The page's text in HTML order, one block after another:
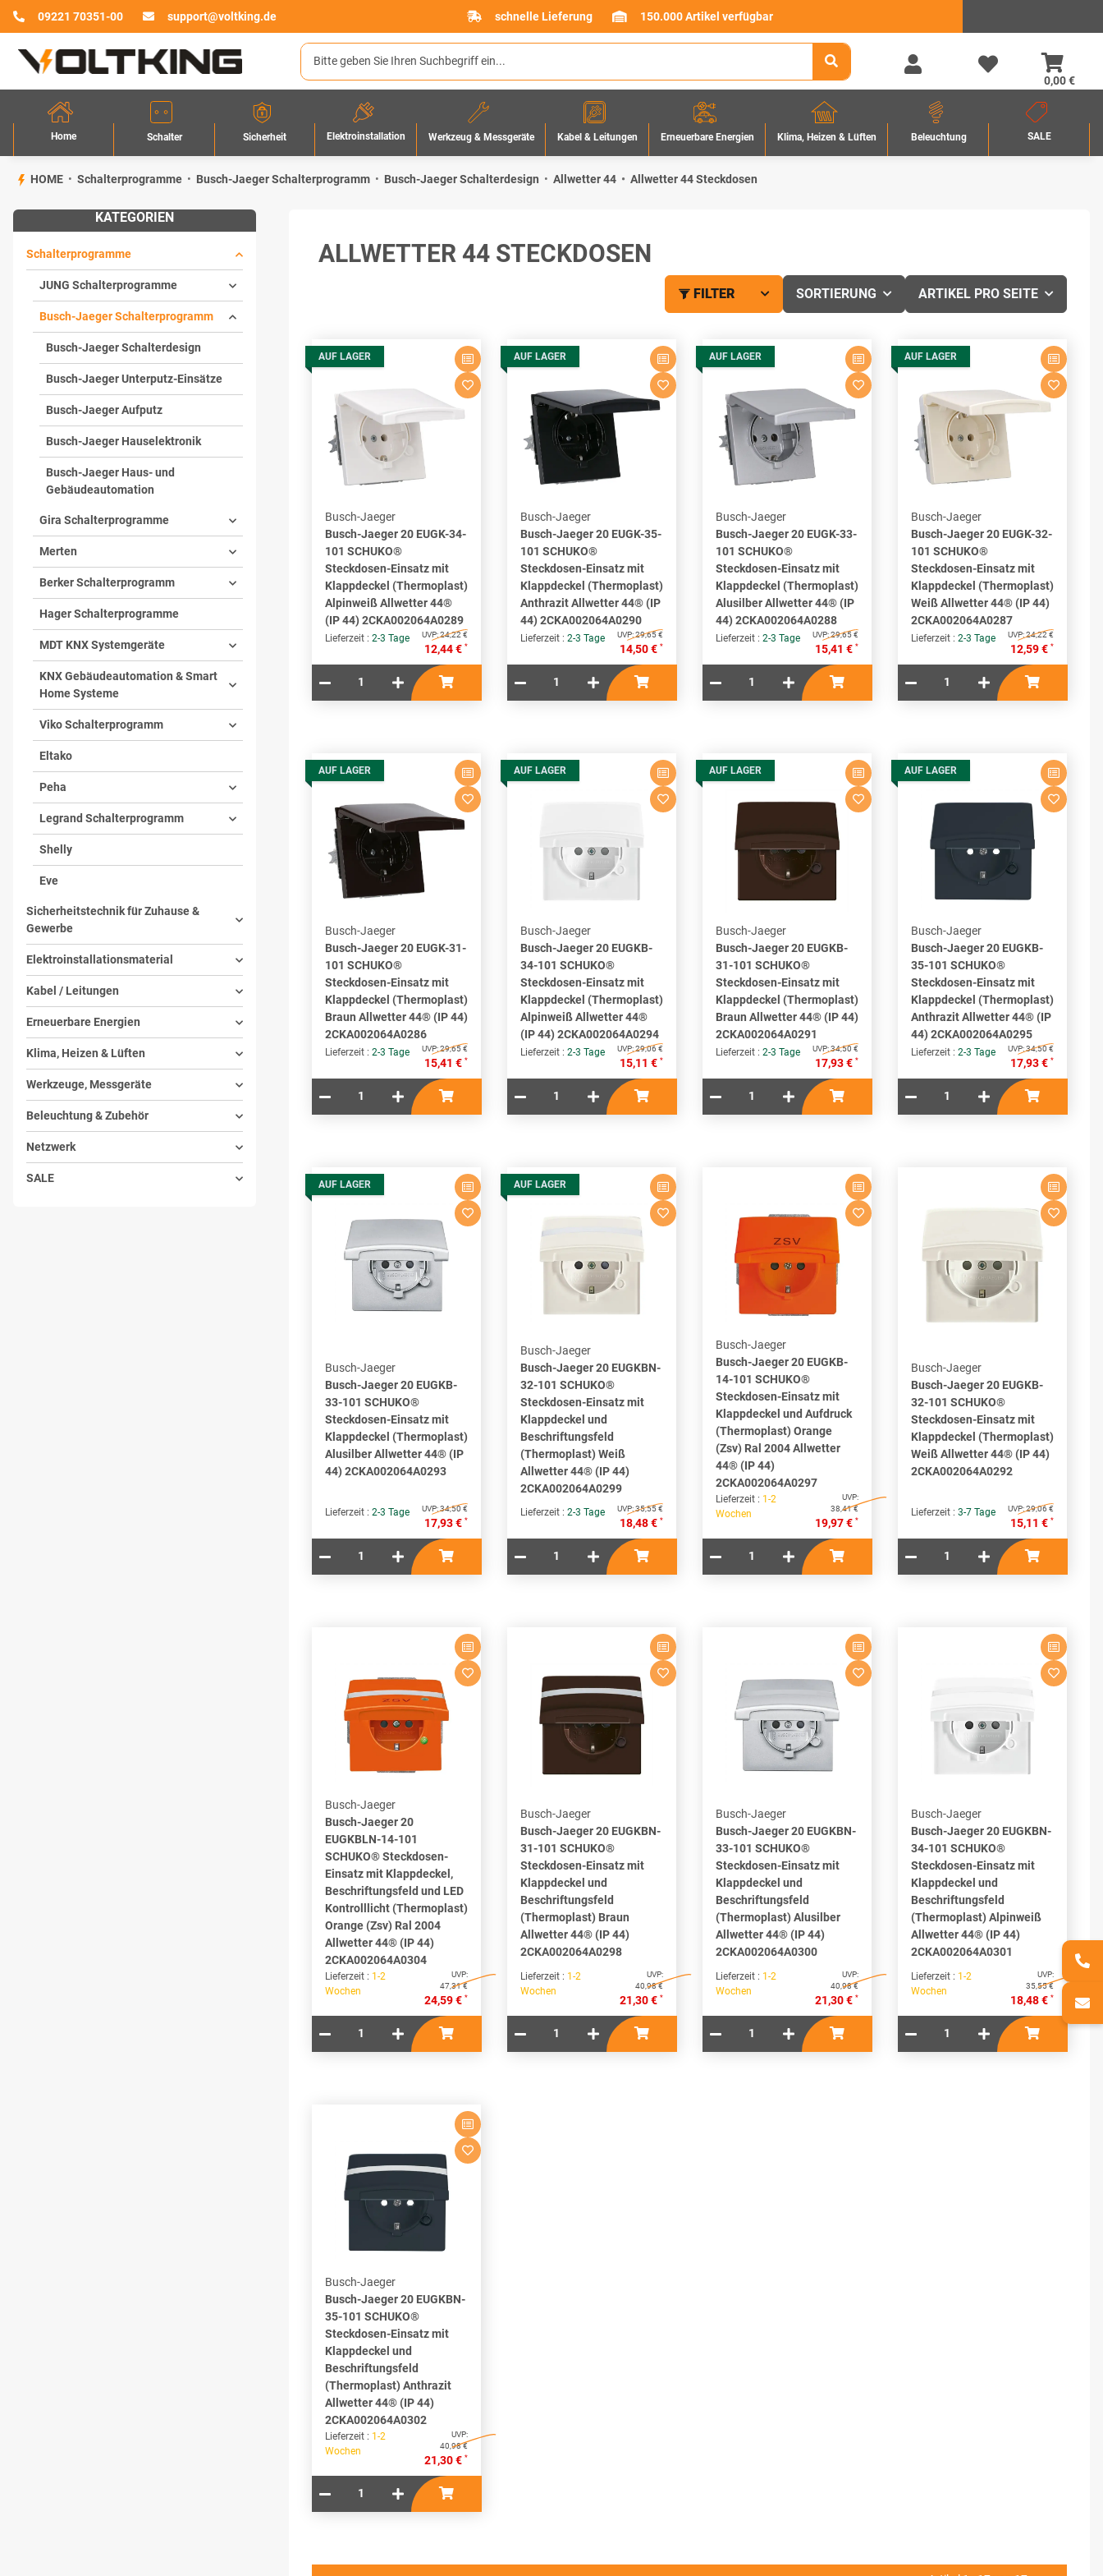
09221 70351-00 support@voltking.de schnelle Lieferung 150.000 Artikel verfügbar
0,00 €
Home Schalter Sicherheit Elektroinstallation Werkzeug & Messgeräte Kabel & Leitungen Erneuerbare Energien Klima, Heizen & Lüften Beleuchtung SALE
HOME Schalterprogramme Busch-Jaeger Schalterprogramm Busch-Jaeger Schalterdesign Allwetter 44 Allwetter 44 Steckdosen
ALLWETTER 44 STECKDOSEN
FILTER SORTIERUNG ARTIKEL PRO SEITE
AUF LAGER
Busch-Jaeger
Busch-Jaeger 20 EUGK-34-
101 SCHUKO®
Steckdosen-Einsatz mit
Klappdeckel (Thermoplast)
Alpinweiß Allwetter 44®
(IP 44) 2CKA002064A0289
Lieferzeit : 2-3 Tage UVP:24,22 €
12,44 € *
AUF LAGER
Busch-Jaeger
Busch-Jaeger 20 EUGK-35-
101 SCHUKO®
Steckdosen-Einsatz mit
Klappdeckel (Thermoplast)
Anthrazit Allwetter 44® (IP
44) 2CKA002064A0290
Lieferzeit : 2-3 Tage UVP:29,65 €
14,50 € *
AUF LAGER
Busch-Jaeger
Busch-Jaeger 20 EUGK-33-
101 SCHUKO®
Steckdosen-Einsatz mit
Klappdeckel (Thermoplast)
Alusilber Allwetter 44® (IP
44) 2CKA002064A0288
Lieferzeit : 2-3 Tage UVP:29,65 €
15,41 € *
AUF LAGER
Busch-Jaeger
Busch-Jaeger 20 EUGK-32-
101 SCHUKO®
Steckdosen-Einsatz mit
Klappdeckel (Thermoplast)
Weiß Allwetter 44® (IP 44)
2CKA002064A0287
Lieferzeit : 2-3 Tage UVP:24,22 €
12,59 € *
AUF LAGER
Busch-Jaeger
Busch-Jaeger 20 EUGK-31-
101 SCHUKO®
Steckdosen-Einsatz mit
Klappdeckel (Thermoplast)
Braun Allwetter 44® (IP 44)
2CKA002064A0286
Lieferzeit : 2-3 Tage UVP:29,65 €
15,41 € *
AUF LAGER
Busch-Jaeger
Busch-Jaeger 20 EUGKB-
34-101 SCHUKO®
Steckdosen-Einsatz mit
Klappdeckel (Thermoplast)
Alpinweiß Allwetter 44®
(IP 44) 2CKA002064A0294
Lieferzeit : 2-3 Tage UVP:29,06 €
15,11 € *
AUF LAGER
Busch-Jaeger
Busch-Jaeger 20 EUGKB-
31-101 SCHUKO®
Steckdosen-Einsatz mit
Klappdeckel (Thermoplast)
Braun Allwetter 44® (IP 44)
2CKA002064A0291
Lieferzeit : 2-3 Tage UVP:34,50 €
17,93 € *
AUF LAGER
Busch-Jaeger
Busch-Jaeger 20 EUGKB-
35-101 SCHUKO®
Steckdosen-Einsatz mit
Klappdeckel (Thermoplast)
Anthrazit Allwetter 44® (IP
44) 2CKA002064A0295
Lieferzeit : 2-3 Tage UVP:34,50 €
17,93 € *
AUF LAGER
Busch-Jaeger
Busch-Jaeger 20 EUGKB-
33-101 SCHUKO®
Steckdosen-Einsatz mit
Klappdeckel (Thermoplast)
Alusilber Allwetter 44® (IP
44) 2CKA002064A0293
Lieferzeit : 2-3 Tage UVP:34,50 €
17,93 € *
AUF LAGER
Busch-Jaeger
Busch-Jaeger 20 EUGKBN-
32-101 SCHUKO®
Steckdosen-Einsatz mit
Klappdeckel und
Beschriftungsfeld
(Thermoplast) Weiß
Allwetter 44® (IP 44)
2CKA002064A0299
Lieferzeit : 2-3 Tage UVP:35,55 €
18,48 € *
Busch-Jaeger
Busch-Jaeger 20 EUGKB-
14-101 SCHUKO®
Steckdosen-Einsatz mit
Klappdeckel und Aufdruck
(Thermoplast) Orange
(Zsv) Ral 2004 Allwetter
44® (IP 44)
2CKA002064A0297
Lieferzeit : 1-2
Wochen
UVP:
38,41 €
19,97 € *
Busch-Jaeger
Busch-Jaeger 20 EUGKB-
32-101 SCHUKO®
Steckdosen-Einsatz mit
Klappdeckel (Thermoplast)
Weiß Allwetter 44® (IP 44)
2CKA002064A0292
Lieferzeit : 3-7 Tage UVP:29,06 €
15,11 € *
Busch-Jaeger
Busch-Jaeger 20
EUGKBLN-14-101
SCHUKO® Steckdosen-
Einsatz mit Klappdeckel,
Beschriftungsfeld und LED
Kontrolllicht (Thermoplast)
Orange (Zsv) Ral 2004
Allwetter 44® (IP 44)
2CKA002064A0304
Lieferzeit : 1-2
Wochen
UVP:
47,31 €
24,59 € *
Busch-Jaeger
Busch-Jaeger 20 EUGKBN-
31-101 SCHUKO®
Steckdosen-Einsatz mit
Klappdeckel und
Beschriftungsfeld
(Thermoplast) Braun
Allwetter 44® (IP 44)
2CKA002064A0298
Lieferzeit : 1-2
Wochen
UVP:
40,98 €
21,30 € *
Busch-Jaeger
Busch-Jaeger 20 EUGKBN-
33-101 SCHUKO®
Steckdosen-Einsatz mit
Klappdeckel und
Beschriftungsfeld
(Thermoplast) Alusilber
Allwetter 44® (IP 44)
2CKA002064A0300
Lieferzeit : 1-2
Wochen
UVP:
40,98 €
21,30 € *
Busch-Jaeger
Busch-Jaeger 20 EUGKBN-
34-101 SCHUKO®
Steckdosen-Einsatz mit
Klappdeckel und
Beschriftungsfeld
(Thermoplast) Alpinweiß
Allwetter 44® (IP 44)
2CKA002064A0301
Lieferzeit : 1-2
Wochen
UVP:
35,55 €
18,48 € *
Busch-Jaeger
Busch-Jaeger 20 EUGKBN-
35-101 SCHUKO®
Steckdosen-Einsatz mit
Klappdeckel und
Beschriftungsfeld
(Thermoplast) Anthrazit
Allwetter 44® (IP 44)
2CKA002064A0302
Lieferzeit : 1-2
Wochen
UVP:
40,98 €
21,30 € *
KATEGORIEN
Schalterprogramme
JUNG Schalterprogramme
Busch-Jaeger Schalterprogramm
Busch-Jaeger Schalterdesign
Busch-Jaeger Unterputz-Einsätze
Busch-Jaeger Aufputz
Busch-Jaeger Hauselektronik
Busch-Jaeger Haus- und
Gebäudeautomation
Gira Schalterprogramme
Merten
Berker Schalterprogramm
Hager Schalterprogramme
MDT KNX Systemgeräte
KNX Gebäudeautomation & Smart
Home Systeme
Viko Schalterprogramm
Eltako
Peha
Legrand Schalterprogramm
Shelly
Eve
Sicherheitstechnik für Zuhause &
Gewerbe
Elektroinstallationsmaterial
Kabel / Leitungen
Erneuerbare Energien
Klima, Heizen & Lüften
Werkzeuge, Messgeräte
Beleuchtung & Zubehör
Netzwerk
SALE